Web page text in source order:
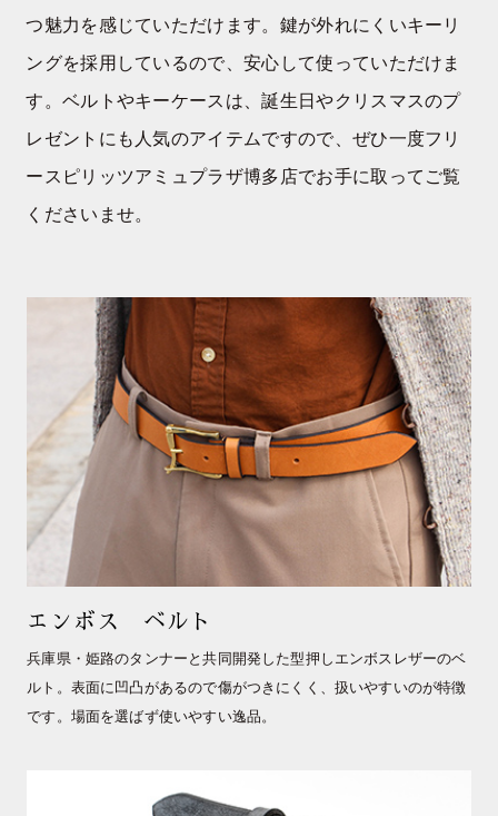
つ魅力を感じていただけます。鍵が外れにくいキーリ
ングを採用しているので、安心して使っていただけま
す。ベルトやキーケースは、誕生日やクリスマスのプ
レゼントにも人気のアイテムですので、ぜひ一度フリ
ースピリッツアミュプラザ博多店でお手に取ってご覧
くださいませ。
エンボス ベルト
兵庫県・姫路のタンナーと共同開発した型押しエンボスレザーのベ
ルト。表面に凹凸があるので傷がつきにくく、扱いやすいのが特徴
です。場面を選ばず使いやすい逸品。